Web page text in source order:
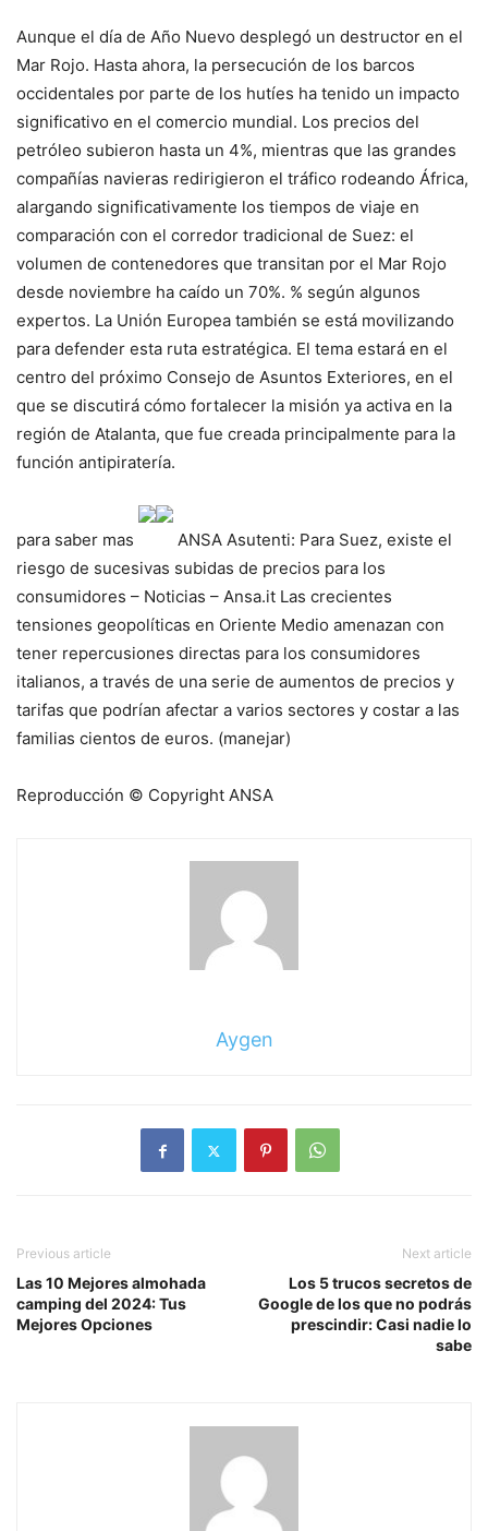
Aunque el día de Año Nuevo desplegó un destructor en el
Mar Rojo. Hasta ahora, la persecución de los barcos
occidentales por parte de los hutíes ha tenido un impacto
significativo en el comercio mundial. Los precios del
petróleo subieron hasta un 4%, mientras que las grandes
compañías navieras redirigieron el tráfico rodeando África,
alargando significativamente los tiempos de viaje en
comparación con el corredor tradicional de Suez: el
volumen de contenedores que transitan por el Mar Rojo
desde noviembre ha caído un 70%. % según algunos
expertos. La Unión Europea también se está movilizando
para defender esta ruta estratégica. El tema estará en el
centro del próximo Consejo de Asuntos Exteriores, en el
que se discutirá cómo fortalecer la misión ya activa en la
región de Atalanta, que fue creada principalmente para la
función antipiratería.
para saber mas ANSA Asutenti: Para Suez, existe el
riesgo de sucesivas subidas de precios para los
consumidores – Noticias – Ansa.it Las crecientes
tensiones geopolíticas en Oriente Medio amenazan con
tener repercusiones directas para los consumidores
italianos, a través de una serie de aumentos de precios y
tarifas que podrían afectar a varios sectores y costar a las
familias cientos de euros. (manejar)
Reproducción © Copyright ANSA
Aygen
Previous article
Las 10 Mejores almohada
camping del 2024: Tus
Mejores Opciones
Next article
Los 5 trucos secretos de
Google de los que no podrás
prescindir: Casi nadie lo
sabe